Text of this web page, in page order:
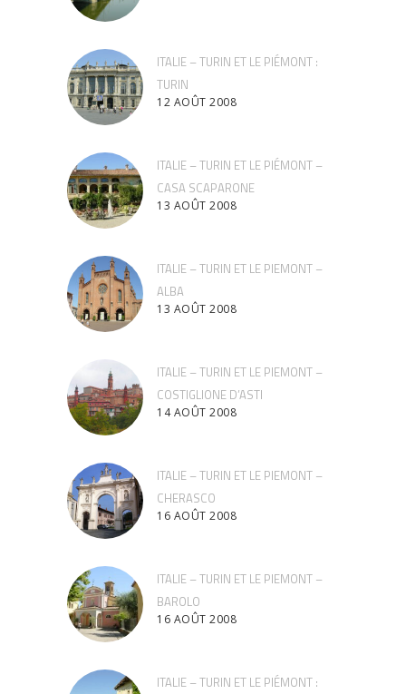
ITALIE – TURIN ET LE PIÉMONT :
TURIN
12 AOÛT 2008
ITALIE – TURIN ET LE PIÉMONT –
CASA SCAPARONE
13 AOÛT 2008
ITALIE – TURIN ET LE PIEMONT –
ALBA
13 AOÛT 2008
ITALIE – TURIN ET LE PIEMONT –
COSTIGLIONE D’ASTI
14 AOÛT 2008
ITALIE – TURIN ET LE PIEMONT –
CHERASCO
16 AOÛT 2008
ITALIE – TURIN ET LE PIEMONT –
BAROLO
16 AOÛT 2008
ITALIE – TURIN ET LE PIÉMONT :